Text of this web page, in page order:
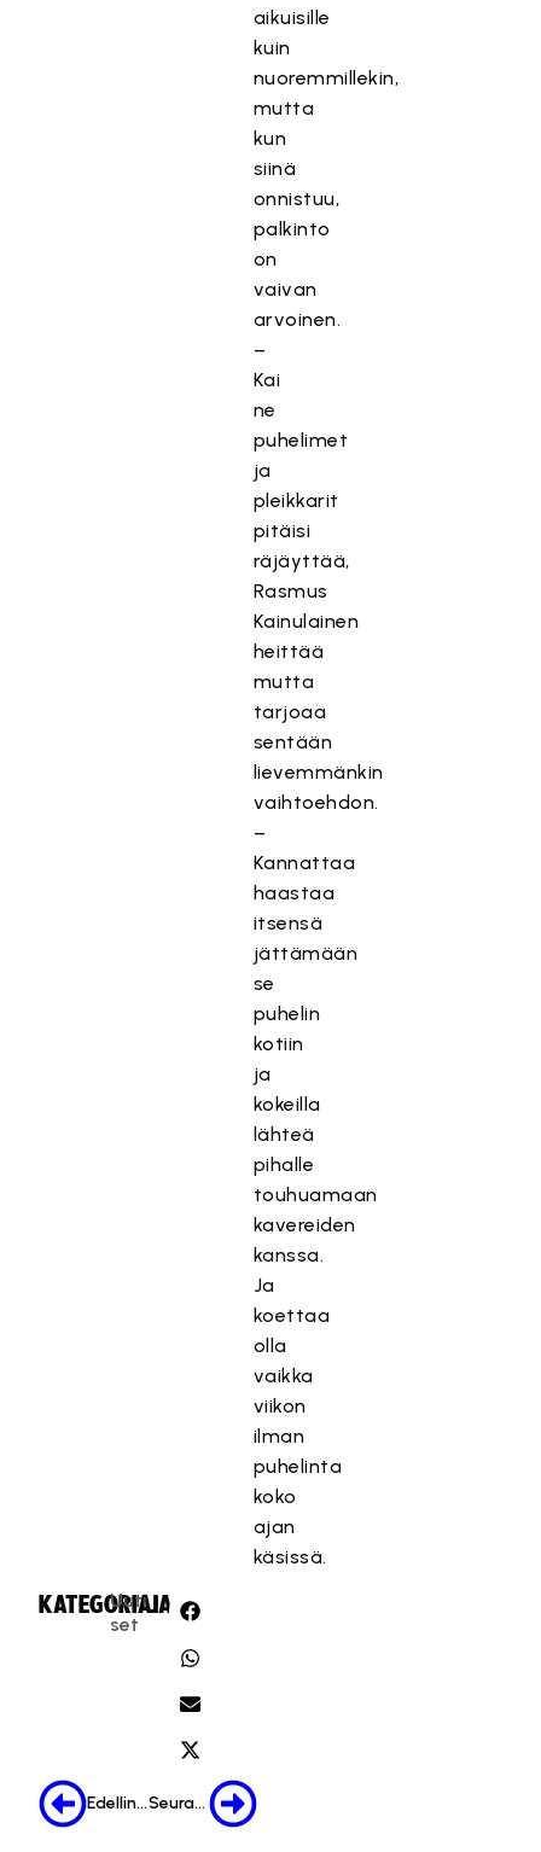
aikuisille
kuin
nuoremmillekin,
mutta
kun
siinä
onnistuu,
palkinto
on
vaivan
arvoinen.
–
Kai
ne
puhelimet
ja
pleikkarit
pitäisi
räjäyttää,
Rasmus
Kainulainen
heittää
mutta
tarjoaa
sentään
lievemmänkin
vaihtoehdon.
–
Kannattaa
haastaa
itsensä
jättämään
se
puhelin
kotiin
ja
kokeilla
lähteä
pihalle
touhuamaan
kavereiden
kanssa.
Ja
koettaa
olla
vaikka
viikon
ilman
puhelinta
koko
ajan
käsissä.
KATEGORIA:
Uuti
set
JAA:
Edellinen Seuraava